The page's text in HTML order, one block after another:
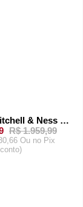
-20%
Jaqueta Mitchell & Ness NFL Double Down Satin Jacket Vintage Logo Kansas City Chiefs Preta
R$ 1.959,99
Ou no Pix